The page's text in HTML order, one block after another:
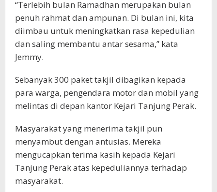
“Terlebih bulan Ramadhan merupakan bulan
penuh rahmat dan ampunan. Di bulan ini, kita
diimbau untuk meningkatkan rasa kepedulian
dan saling membantu antar sesama,” kata
Jemmy.
Sebanyak 300 paket takjil dibagikan kepada
para warga, pengendara motor dan mobil yang
melintas di depan kantor Kejari Tanjung Perak.
Masyarakat yang menerima takjil pun
menyambut dengan antusias. Mereka
mengucapkan terima kasih kepada Kejari
Tanjung Perak atas kepeduliannya terhadap
masyarakat.